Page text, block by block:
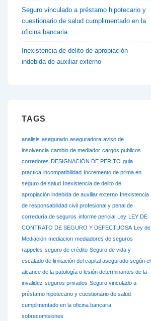
Seguro vinculado a préstamo hipotecario y
cuestionario de salud cumplimentado en la
oficina bancaria
Inexistencia de delito de apropiación
indebida de auxiliar externo
TAGS
analisis asegurado aseguradora aviso de
insolvencia cambio de mediador cargos publicos
corredores DESIGNACIÓN DE PERITO guia
practica incompatibilidad Incremento de prima en
seguro de salud Inexistencia de delito de
apropiación indebida de auxiliar externo Inexistencia
de responsabilidad civil profesional y penal de
correduría de seguros informe pericial Ley LEY DE
CONTRATO DE SEGURO Y DEFECTUOSA Ley de
Mediación mediacion mediadores de seguros
rappeles seguro de crédito Seguro de vida y
escalado de limitación del capital asegurado según el
alcance de la patología o lesión determinantes de la
invalidez seguros privados Seguro vinculado a
préstamo hipotecario y cuestionario de salud
cumplimentado en la oficina bancaria
sobrecomisiones